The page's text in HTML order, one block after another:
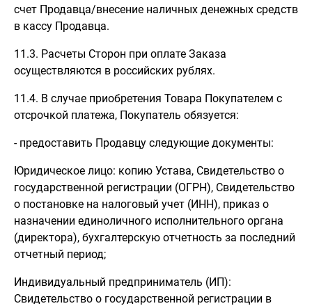
счет Продавца/внесение наличных денежных средств
в кассу Продавца.
11.3. Расчеты Сторон при оплате Заказа
осуществляются в российских рублях.
11.4. В случае приобретения Товара Покупателем с
отсрочкой платежа, Покупатель обязуется:
- предоставить Продавцу следующие документы:
Юридическое лицо: копию Устава, Свидетельство о
государственной регистрации (ОГРН), Свидетельство
о постановке на налоговый учет (ИНН), приказ о
назначении единоличного исполнительного органа
(директора), бухгалтерскую отчетность за последний
отчетный период;
Индивидуальный предприниматель (ИП):
Свидетельство о государственной регистрации в